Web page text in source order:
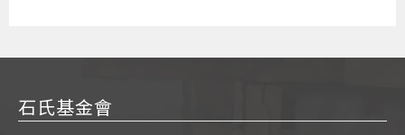
石氏基金會